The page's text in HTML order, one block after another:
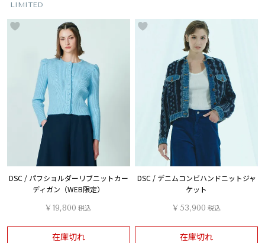
LIMITED
DSC / パフショルダーリブニットカー
ディガン（WEB限定）
¥ 19,800 税込
在庫切れ
DSC / デニムコンビハンドニットジャ
ケット
¥ 53,900 税込
在庫切れ